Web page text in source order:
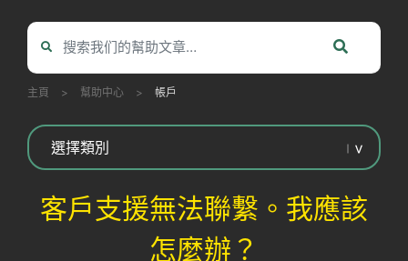
主頁 > 幫助中心 > 帳戶
客戶支援無法聯繫。我應該
怎麼辦？